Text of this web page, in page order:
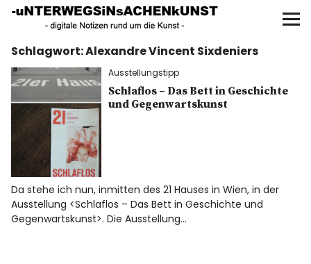
UNTERWEGS IN SACHEN
KUNST
Start
AKTUELLE AUSSTELLUNGEN
KUNSTSPAZIERGÄNGE
ÜBER
UNSER BUCH
Schlagwort:Alexandre Vincent Sixdeniers
Ausstellungstipp
Schlaflos – Das Bett in Geschichte
und Gegenwartskunst
Da stehe ich nun, inmitten des 21 Hauses in Wien, in der
Ausstellung <Schlaflos – Das Bett in Geschichte und
Gegenwartskunst>. Die Ausstellung…